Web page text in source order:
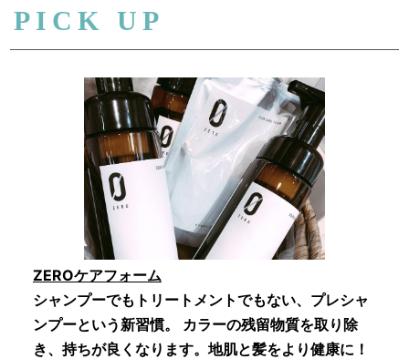
PICK UP
ZEROケアフォーム
シャンプーでもトリートメントでもない、プレシャ
ンプーという新習慣。 カラーの残留物質を取り除
き、持ちが良くなります。地肌と髪をより健康に！